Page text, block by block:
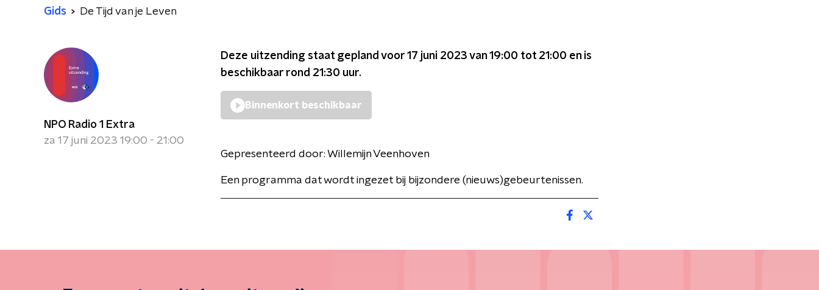
Gids De Tijd van je Leven
NPO Radio 1 Extra
za 17 juni 2023 19:00 - 21:00
Deze uitzending staat gepland voor 17 juni 2023 van 19:00 tot 21:00 en is
beschikbaar rond 21:30 uur.
Binnenkort beschikbaar
Gepresenteerd door: Willemijn Veenhoven
Een programma dat wordt ingezet bij bijzondere (nieuws)gebeurtenissen.